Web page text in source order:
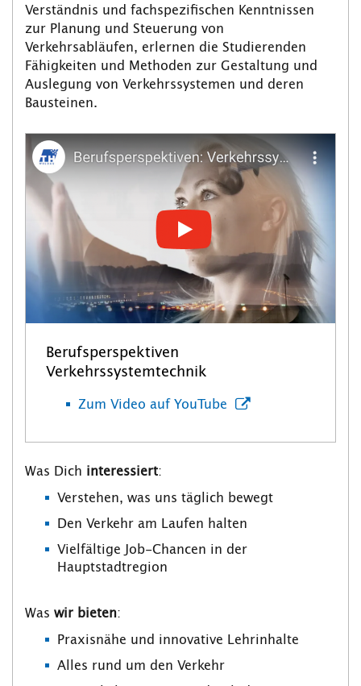
Verständnis und fachspezifischen Kenntnissen
zur Planung und Steuerung von
Verkehrsabläufen, erlernen die Studierenden
Fähigkeiten und Methoden zur Gestaltung und
Auslegung von Verkehrssystemen und deren
Bausteinen.
Berufsperspektiven
Verkehrssystemtechnik
Zum Video auf YouTube
Was Dich interessiert:
Verstehen, was uns täglich bewegt
Den Verkehr am Laufen halten
Vielfältige Job-Chancen in der
Hauptstadtregion
Was wir bieten:
Praxisnähe und innovative Lehrinhalte
Alles rund um den Verkehr